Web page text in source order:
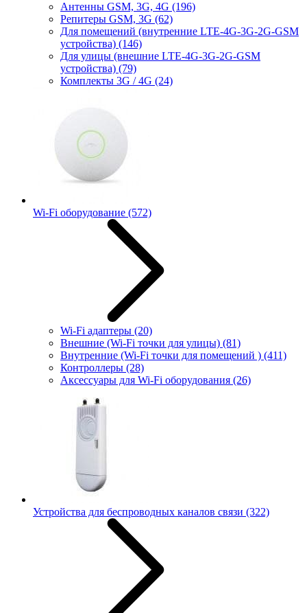
Антенны GSM, 3G, 4G (196)
Репитеры GSM, 3G (62)
Для помещений (внутренние LTE-4G-3G-2G-GSM
устройства) (146)
Для улицы (внешние LTE-4G-3G-2G-GSM
устройства) (79)
Комплекты 3G / 4G (24)
Wi-Fi оборудование (572)
Wi-Fi адаптеры (20)
Внешние (Wi-Fi точки для улицы) (81)
Внутренние (Wi-Fi точки для помещений ) (411)
Контроллеры (28)
Аксессуары для Wi-Fi оборудования (26)
Устройства для беспроводных каналов связи (322)